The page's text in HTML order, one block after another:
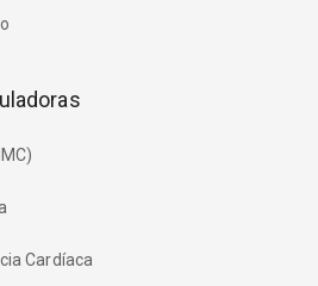
Cardíaca